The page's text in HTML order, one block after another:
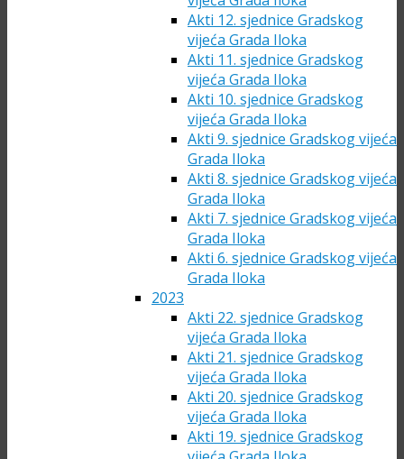
Akti 12. sjednice Gradskog
vijeća Grada Iloka
Akti 11. sjednice Gradskog
vijeća Grada Iloka
Akti 10. sjednice Gradskog
vijeća Grada Iloka
Akti 9. sjednice Gradskog vijeća
Grada Iloka
Akti 8. sjednice Gradskog vijeća
Grada Iloka
Akti 7. sjednice Gradskog vijeća
Grada Iloka
Akti 6. sjednice Gradskog vijeća
Grada Iloka
2023
Akti 22. sjednice Gradskog
vijeća Grada Iloka
Akti 21. sjednice Gradskog
vijeća Grada Iloka
Akti 20. sjednice Gradskog
vijeća Grada Iloka
Akti 19. sjednice Gradskog